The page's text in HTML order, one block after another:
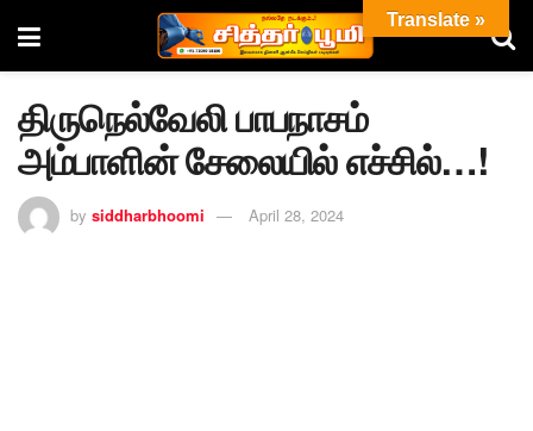
திருநெல்வேலி பாபநாசம்
அம்பாளின் சேலையில் எச்சில்…!
by siddharbhoomi April 28, 2024
Translate »